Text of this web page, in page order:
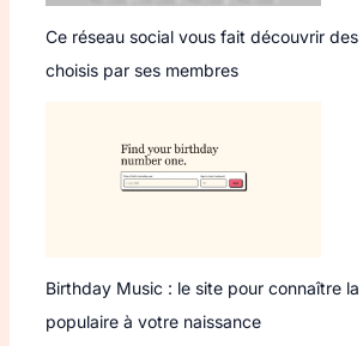
Ce réseau social vous fait découvrir des
choisis par ses membres
Birthday Music : le site pour connaître
populaire à votre naissance